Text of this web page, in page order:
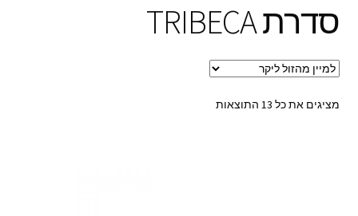
סדרת TRIBECA
מציגים את כל ⁦13⁩ התוצאות
ממוין